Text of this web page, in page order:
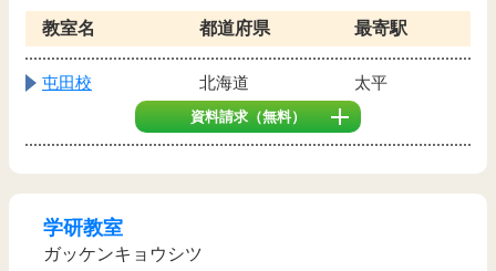
教室名 都道府県 最寄駅
屯田校 北海道 太平
資料請求（無料）
学研教室
ガッケンキョウシツ